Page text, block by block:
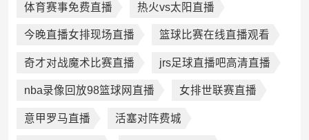
体育赛事免费直播 热火vs太阳直播
今晚直播女排现场直播 篮球比赛在线直播观看
奇才对战魔术比赛直播 jrs足球直播吧高清直播
nba录像回放98篮球网直播 女排世联赛直播
意甲罗马直播 活塞对阵费城